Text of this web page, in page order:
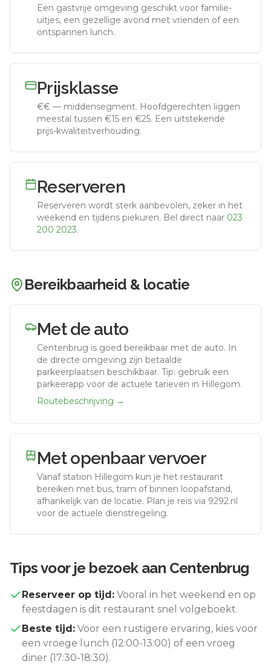
Een gastvrije omgeving geschikt voor familie-
uitjes, een gezellige avond met vrienden of een
ontspannen lunch.
Prijsklasse
€€ — middensegment. Hoofdgerechten liggen
meestal tussen €15 en €25. Een uitstekende
prijs-kwaliteitverhouding.
Reserveren
Reserveren wordt sterk aanbevolen, zeker in het
weekend en tijdens piekuren. Bel direct naar 023
200 2023.
Bereikbaarheid & locatie
Met de auto
Centenbrug is goed bereikbaar met de auto. In
de directe omgeving zijn betaalde
parkeerplaatsen beschikbaar. Tip: gebruik een
parkeerapp voor de actuele tarieven in Hillegom.
Routebeschrijving →
Met openbaar vervoer
Vanaf station Hillegom kun je het restaurant
bereiken met bus, tram of binnen loopafstand,
afhankelijk van de locatie. Plan je reis via 9292.nl
voor de actuele dienstregeling.
Tips voor je bezoek aan Centenbrug
Reserveer op tijd: Vooral in het weekend en op
feestdagen is dit restaurant snel volgeboekt.
Beste tijd: Voor een rustigere ervaring, kies voor
een vroege lunch (12:00-13:00) of een vroeg
diner (17:30-18:30).